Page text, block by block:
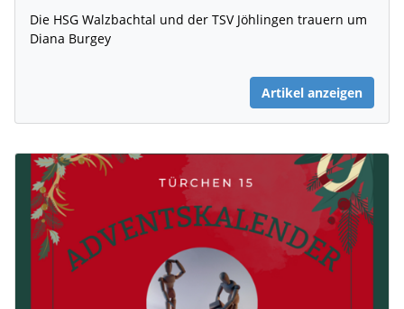
Die HSG Walzbachtal und der TSV Jöhlingen trauern um
Diana Burgey
Artikel anzeigen